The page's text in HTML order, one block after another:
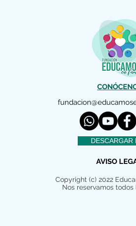
DESCARGAR
AVISO
Copyright (c) 2022
Nos reservamos todos